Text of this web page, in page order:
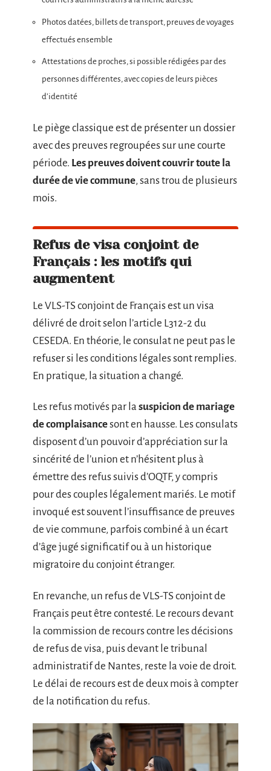
Photos datées, billets de transport, preuves de voyages
effectués ensemble
Attestations de proches, si possible rédigées par des
personnes différentes, avec copies de leurs pièces
d’identité
Le piège classique est de présenter un dossier
avec des preuves regroupées sur une courte
période. Les preuves doivent couvrir toute la
durée de vie commune, sans trou de plusieurs
mois.
Refus de visa conjoint de
Français : les motifs qui
augmentent
Le VLS-TS conjoint de Français est un visa
délivré de droit selon l’article L312-2 du
CESEDA. En théorie, le consulat ne peut pas le
refuser si les conditions légales sont remplies.
En pratique, la situation a changé.
Les refus motivés par la suspicion de mariage
de complaisancesont en hausse. Les consulats
disposent d’un pouvoir d’appréciation sur la
sincérité de l’union et n’hésitent plus à
émettre des refus suivis d’OQTF, y compris
pour des couples légalement mariés. Le motif
invoqué est souvent l’insuffisance de preuves
de vie commune, parfois combiné à un écart
d’âge jugé significatif ou à un historique
migratoire du conjoint étranger.
En revanche, un refus de VLS-TS conjoint de
Français peut être contesté. Le recours devant
la commission de recours contre les décisions
de refus de visa, puis devant le tribunal
administratif de Nantes, reste la voie de droit.
Le délai de recours est de deux mois à compter
de la notification du refus.